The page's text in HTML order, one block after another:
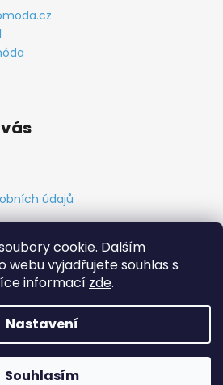
cookie. Dalším
vyjadřujete souhlas s
informací zde.
Nastavení
Souhlasím
údajů
Ochrana osobních údajů
O nás Vytvořil Cabakorp
móda. Všechna práva vyhrazena.
nastavení cookies